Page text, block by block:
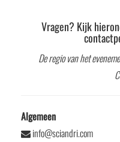
Vragen? Kijk
De regio van het
Algemeen
info@sciandri.com